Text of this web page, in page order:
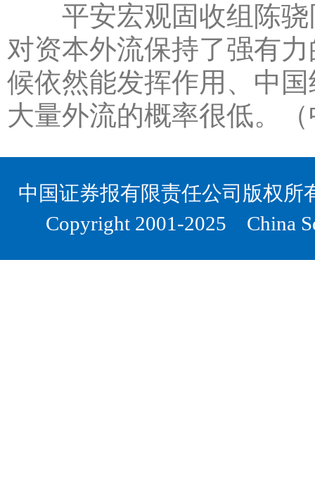
平安宏观固收组陈骁
对资本外流保持了强有
候依然能发挥作用、中
大量外流的概率很低。
中国证券报有限责任公司版权
Copyright 2001-2025 China